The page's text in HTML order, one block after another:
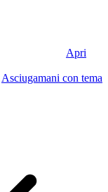
Apri
Asciugamani con tema